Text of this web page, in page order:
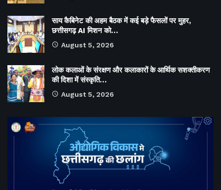
साय कैबिनेट की अहम बैठक में कई बड़े फैसलों पर मुहर,
छत्तीसगढ़ AI मिशन को…
August 5, 2026
लोक कलाओं के संरक्षण और कलाकारों के आर्थिक सशक्तीकरण
की दिशा में संस्कृति…
August 5, 2026